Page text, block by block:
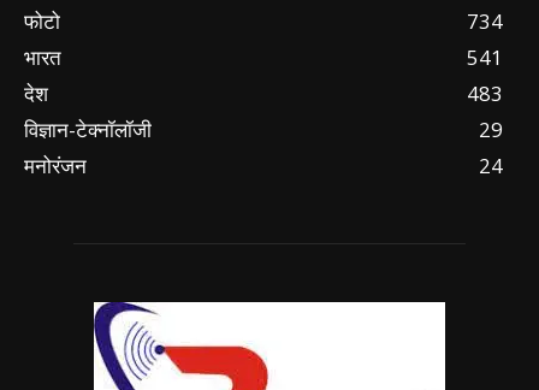
फोटो
734
भारत
541
देश
483
विज्ञान-टेक्नॉलॉजी
29
मनोरंजन
24